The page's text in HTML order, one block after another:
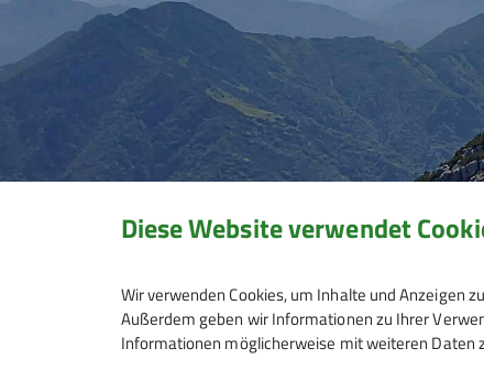
Diese Website verwendet
Wir verwenden Cookies, um Inhalte und Anzeigen
Außerdem geben wir Informationen zu Ihrer
Informationen möglicherweise mit weiteren Daten